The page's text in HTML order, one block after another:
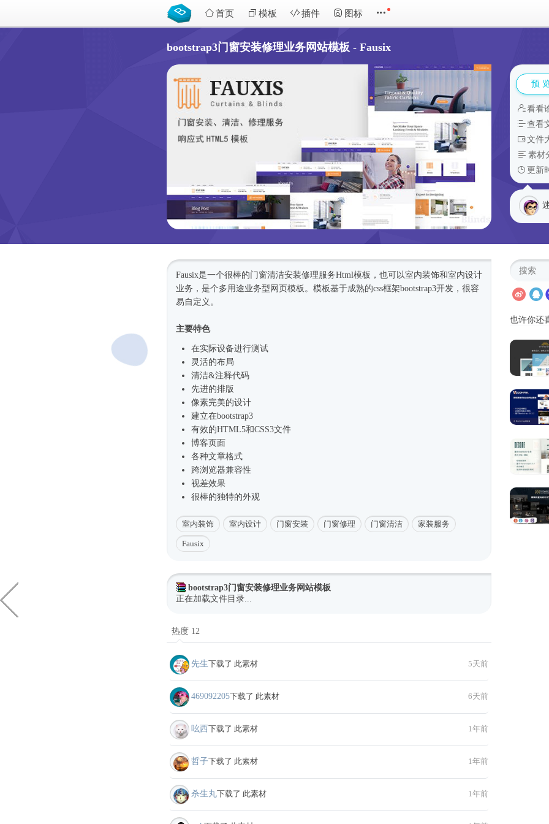
首页 模板 插件 图标
bootstrap3门窗安装修理业务网站模板 - Fausix
预
看看
查看
文件
素材
更新
Fausix是一个很棒的门窗清洁安装修理服务Html模板 ，也可以室内装饰和室内设计
业务，是个多用途业务型 网页模板 。模板基于成熟的css框架bootstrap3开发，很容
易自定义。
主要特色
在实际设备进行测试
灵活的布局
清洁&注释代码
先进的排版
像素完美的设计
建立在bootstrap3
有效的HTML5和CSS3文件
博客页面
各种文章格式
跨浏览器兼容性
视差效果
很棒的独特的外观
室内装饰 室内设计 门窗安装 门窗修理 门窗清洁 家装服务
Fausix
bootstrap3门窗安装修理业务网站模板
正在加载文件目录...
热度 12
先生下载了 此素材 5天前
469092205下载了 此素材 6天前
吆西下载了 此素材 1年前
哲子下载了 此素材 1年前
杀生丸下载了 此素材 1年前
也许你还